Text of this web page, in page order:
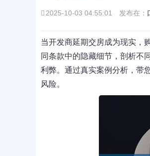
2025-10-03 04:55:01 发布在：
当开发商延期交房成为现实，
同条款中的隐藏细节，剖析不
利弊。通过真实案例分析，带
风险。